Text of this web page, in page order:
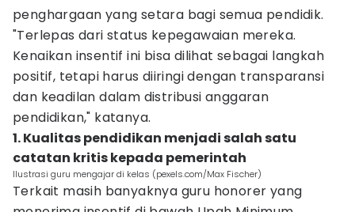
penghargaan yang setara bagi semua pendidik.
"Terlepas dari status kepegawaian mereka.
Kenaikan insentif ini bisa dilihat sebagai langkah
positif, tetapi harus diiringi dengan transparansi
dan keadilan dalam distribusi anggaran
pendidikan," katanya.
1. Kualitas pendidikan menjadi salah satu
catatan kritis kepada pemerintah
Ilustrasi guru mengajar di kelas (pexels.com/Max Fischer)
Terkait masih banyaknya guru honorer yang